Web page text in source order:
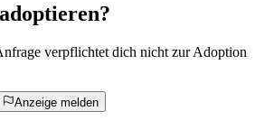
verpflichtet dich nicht zur Adoption
Anzeige melden